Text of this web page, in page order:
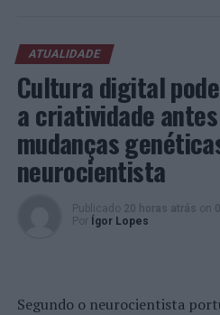
TÓPICOS RELACIONADOS:
FESTIVAL
MORA MÚSICA
PRÓXIMO
Anadia: Espetáculo de hip-hop
Curia
Detenção em Lagos por
ATUALIDADE
Cultura digital
a criatividade
mudanças
neurocientista
Publicado 20 horas atrás on
Por
Ígor Lopes
Segundo o neurocientista